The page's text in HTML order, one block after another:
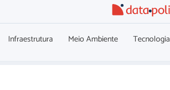
Infraestrutura Meio Ambiente Tecnologia